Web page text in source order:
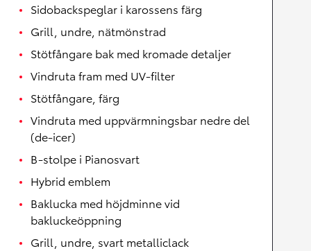
Sidobackspeglar i karossens färg
Grill, undre, nätmönstrad
Stötfångare bak med kromade detaljer
Vindruta fram med UV-filter
Stötfångare, färg
Vindruta med uppvärmningsbar nedre del
(de-icer)
B-stolpe i Pianosvart
Hybrid emblem
Baklucka med höjdminne vid
bakluckeöppning
Grill, undre, svart metalliclack